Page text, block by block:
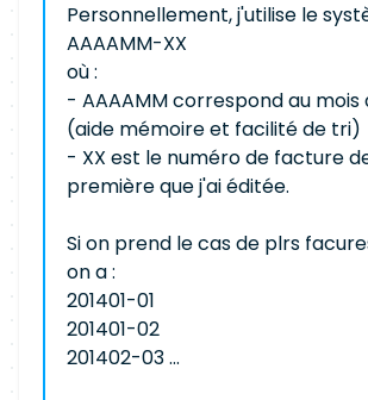
Personnellement, j'utilise le
AAAAMM-XX
où :
- AAAAMM correspond au
(aide mémoire et facilité de tri)
- XX est le numéro de facture
première que j'ai éditée.
Si on prend le cas de plrs
on a :
201401-01
201401-02
201402-03 ...